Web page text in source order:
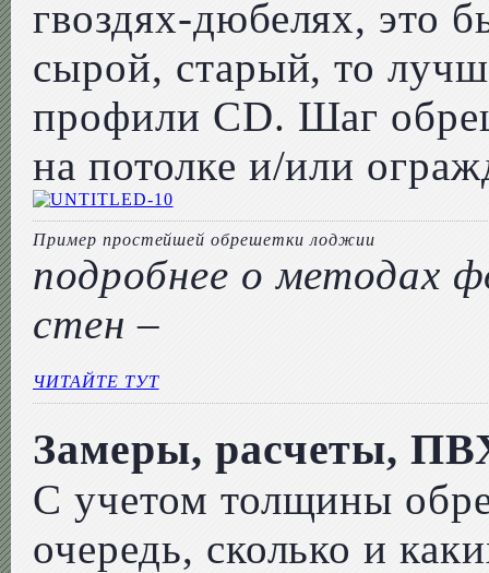
гвоздях-дюбелях, это
сырой, старый, то
профили CD. Шаг
на потолке и/или
Пример простейшей обрешетки лоджии
подробнее о методах
стен –
ЧИТАЙТЕ ТУТ
Замеры, расчеты,
С учетом толщины
очередь, сколько и